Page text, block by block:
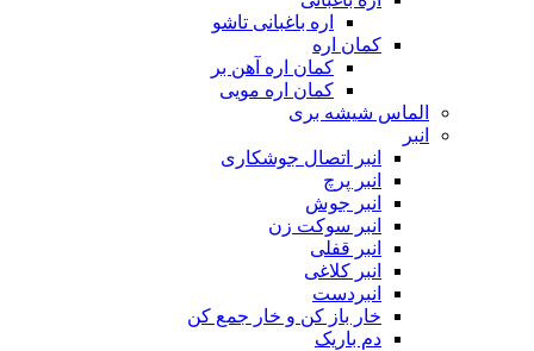
اره باغبانی تاشو
کمان اره
کمان اره آهن بر
کمان اره مویی
الماس شیشه بری
انبر
انبر اتصال جوشکاری
انبر پرچ
انبر جوش
انبر سوکت زن
انبر قفلی
انبر کلاغی
انبردست
خار باز کن و خار جمع کن
دم باریک